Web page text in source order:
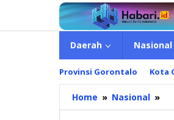
konten
Daerah
Nasional
Provinsi Gorontalo Kota
Home » Nasional »